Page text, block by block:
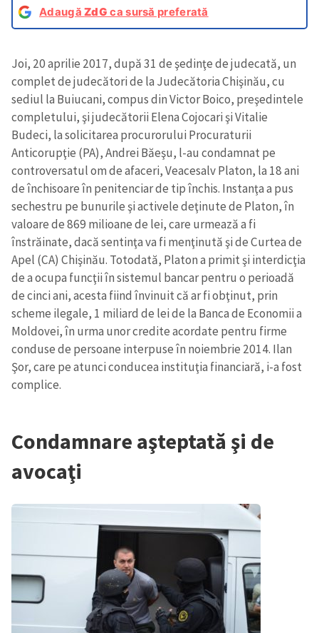
AdaugăZdG ca sursă preferată
Joi, 20 aprilie 2017, după 31 de şedinţe de judecată, un
complet de judecători de la Judecătoria Chişinău, cu
sediul la Buiucani, compus din Victor Boico, preşedintele
completului, şi judecătorii Elena Cojocari şi Vitalie
Budeci, la solicitarea procurorului Procuraturii
Anticorupţie (PA), Andrei Băeşu, l-au condamnat pe
controversatul om de afaceri, Veacesalv Platon, la 18 ani
de închisoare în penitenciar de tip închis. Instanţa a pus
sechestru pe bunurile şi activele deţinute de Platon, în
valoare de 869 milioane de lei, care urmează a fi
înstrăinate, dacă sentinţa va fi menţinută şi de Curtea de
Apel (CA) Chişinău. Totodată, Platon a primit şi interdicţia
de a ocupa funcţii în sistemul bancar pentru o perioadă
de cinci ani, acesta fiind învinuit că ar fi obţinut, prin
scheme ilegale, 1 miliard de lei de la Banca de Economii a
Moldovei, în urma unor credite acordate pentru firme
conduse de persoane interpuse în noiembrie 2014. Ilan
Şor, care pe atunci conducea instituţia financiară, i-a fost
complice.
Condamnare aşteptată şi de
avocaţi